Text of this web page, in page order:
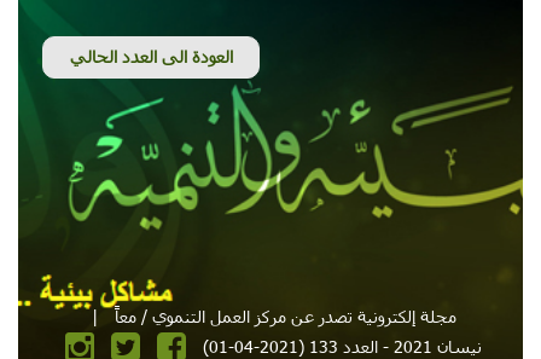
مجلة إلكترونية تصدر عن مركز العمل التنموي / معاً
|
نيسان 2021 - العدد 133 (2021-04-01)